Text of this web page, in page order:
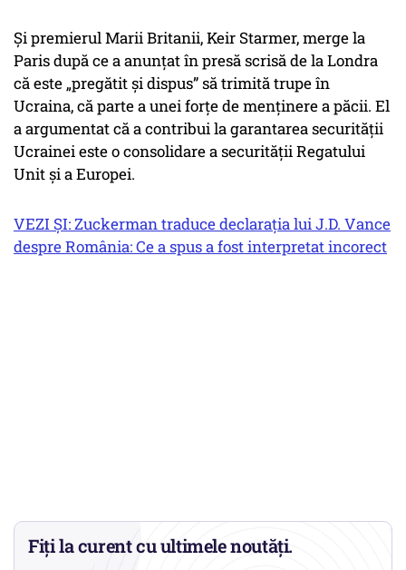
Și premierul Marii Britanii, Keir Starmer, merge la
Paris după ce a anunțat în presă scrisă de la Londra
că este „pregătit și dispus” să trimită trupe în
Ucraina, că parte a unei forțe de menținere a păcii. El
a argumentat că a contribui la garantarea securității
Ucrainei este o consolidare a securității Regatului
Unit și a Europei.
VEZI ȘI: Zuckerman traduce declarația lui J.D. Vance
despre România: Ce a spus a fost interpretat incorect
Fiți la curent cu ultimele noutăți.